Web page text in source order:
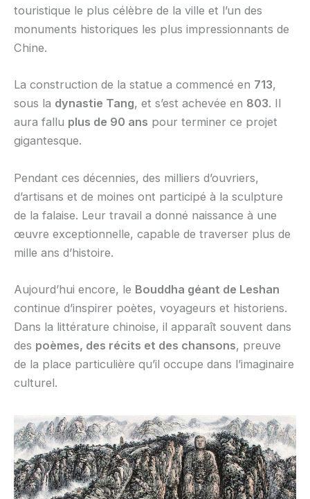
touristique le plus célèbre de la ville et l’un des
monuments historiques les plus impressionnants de
Chine.
La construction de la statue a commencé en 713,
sous la dynastie Tang, et s’est achevée en 803. Il
aura fallu plus de 90 ans pour terminer ce projet
gigantesque.
Pendant ces décennies, des milliers d’ouvriers,
d’artisans et de moines ont participé à la sculpture
de la falaise. Leur travail a donné naissance à une
œuvre exceptionnelle, capable de traverser plus de
mille ans d’histoire.
Aujourd’hui encore, le Bouddha géant de Leshan
continue d’inspirer poètes, voyageurs et historiens.
Dans la littérature chinoise, il apparaît souvent dans
des poèmes, des récits et des chansons, preuve
de la place particulière qu’il occupe dans l’imaginaire
culturel.